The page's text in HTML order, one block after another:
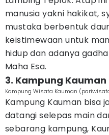
manusia yakni hakikat,
mustaka berbentuk
keistimewaan untuk
hidup dan adanya
Maha Esa.
3. Kampung Kauman
Kampung Wisata Kauman
Kampung Kauman bisa
datangi selepas main
sebarang kampung,